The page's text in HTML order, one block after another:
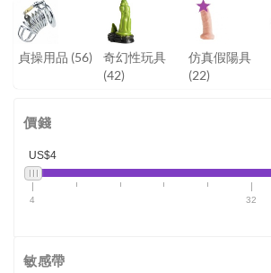
貞操用品 (56)
奇幻性玩具
(42)
仿真假陽具
(22)
價錢
US$4
4 32
敏感帶